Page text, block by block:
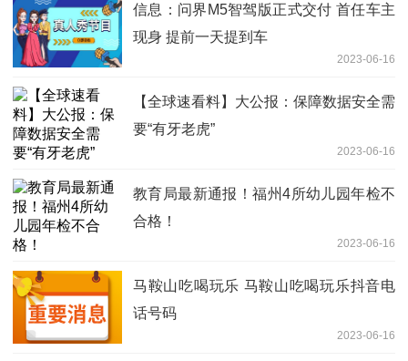
信息：问界M5智驾版正式交付 首任车主
现身 提前一天提到车
2023-06-16
【全球速看料】大公报：保障数据安全需
要“有牙老虎”
2023-06-16
教育局最新通报！福州4所幼儿园年检不
合格！
2023-06-16
马鞍山吃喝玩乐 马鞍山吃喝玩乐抖音电
话号码
2023-06-16